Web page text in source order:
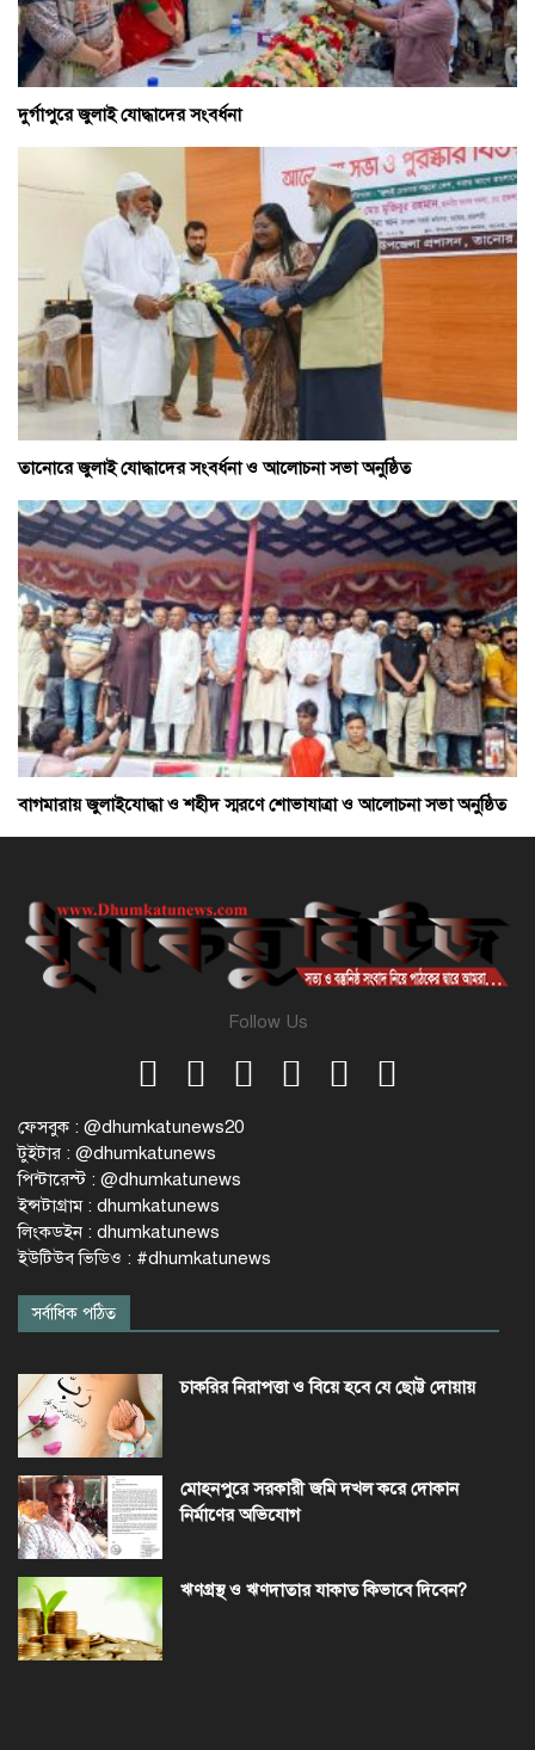
দুর্গাপুরে জুলাই যোদ্ধাদের সংবর্ধনা
তানোরে জুলাই যোদ্ধাদের সংবর্ধনা ও আলোচনা সভা অনুষ্ঠিত
বাগমারায় জুলাইযোদ্ধা ও শহীদ স্মরণে শোভাযাত্রা ও আলোচনা সভা অনুষ্ঠিত
Follow Us
ফেসবুক : @dhumkatunews20
টুইটার : @dhumkatunews
পিন্টারেস্ট : @dhumkatunews
ইন্সটাগ্রাম : dhumkatunews
লিংকডইন : dhumkatunews
ইউটিউব ভিডিও : #dhumkatunews
সর্বাধিক পঠিত
চাকরির নিরাপত্তা ও বিয়ে হবে যে ছোট্ট দোয়ায়
মোহনপুরে সরকারী জমি দখল করে দোকান
নির্মাণের অভিযোগ
ঋণগ্রস্থ ও ঋণদাতার যাকাত কিভাবে দিবেন?